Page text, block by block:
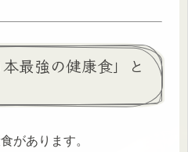
最強の健康食」と
があります。